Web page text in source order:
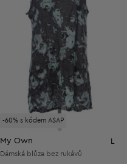
-60% s kódem ASAP
My Own L
Dámská blůza bez rukávů